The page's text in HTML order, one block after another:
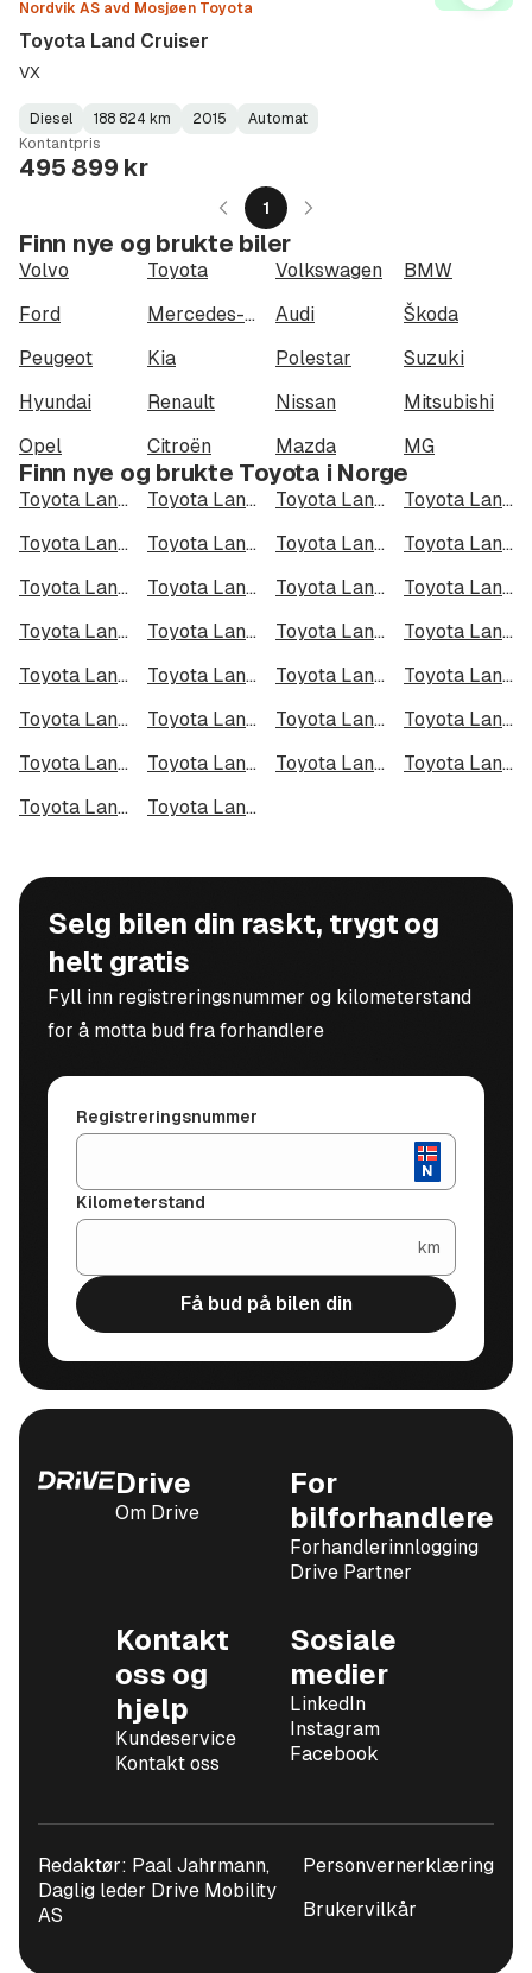
Nordvik AS avd Mosjøen Toyota
Toyota Land Cruiser
VX
Fuel
Type:
Diesel
Kilometerstand:
188 824 km
Model
Year:
2015
Gearbox
Type:
Automat
Kontantpris
495 899 kr
1
Finn nye og brukte biler
Volvo Toyota Volkswagen
BMW
Ford
Mercedes-Benz Audi
Škoda
Peugeot
Kia Polestar
Suzuki
Hyundai
Renault Nissan
Mitsubishi
Opel
Citroën Mazda MG
Finn nye og brukte Toyota i Norge
Toyota Land Cruiser i Oslo Toyota Land Cruiser i Bergen Toyota Land Cruiser i Trondheim
Toyota Land Cruiser i Stavanger
Toyota Land Cruiser i Kristiansand
Toyota Land Cruiser i Fredrikstad Toyota Land Cruiser i Drammen
Toyota Land Cruiser i Skien
Toyota Land Cruiser i Tromsø
Toyota Land Cruiser i Ålesund Toyota Land Cruiser i Moss
Toyota Land Cruiser i Porsgrunn
Toyota Land Cruiser i Bodø
Toyota Land Cruiser i Arendal Toyota Land Cruiser i Hamar
Toyota Land Cruiser i Larvik
Toyota Land Cruiser i Halden
Toyota Land Cruiser i Lillehammer Toyota Land Cruiser i Molde
Toyota Land Cruiser i Kongsberg
Toyota Land Cruiser i Harstad
Toyota Land Cruiser i Gjøvik Toyota Land Cruiser i Sarpsborg
Toyota Land Cruiser i Sandefjord
Toyota Land Cruiser i Kristiansund
Toyota Land Cruiser i Tromsdalen Toyota Land Cruiser i Narvik
Toyota Land Cruiser i Steinkjer
Toyota Land Cruiser i Haugesund
Toyota Land Cruiser i Alta
Selg bilen din raskt, trygt og
helt gratis
Fyll inn registreringsnummer og kilometerstand
for å motta bud fra forhandlere
Registreringsnummer
Kilometerstand
km
Få bud på bilen din
Drive
Om Drive
For
bilforhandlere
Forhandlerinnlogging
Drive Partner
Kontakt
oss og
hjelp
Kundeservice
Kontakt oss
Sosiale
medier
LinkedIn
Instagram
Facebook
Redaktør: Paal Jahrmann,
Daglig leder Drive Mobility
AS
Personvernerklæring
Brukervilkår